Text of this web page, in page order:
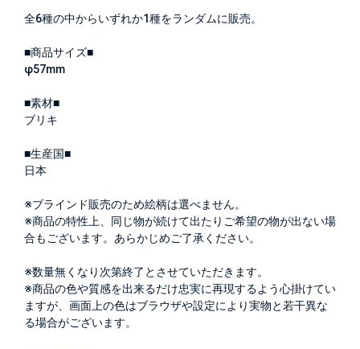
全6種の中からいずれか1種をランダムに販売。
■商品サイズ■
φ57mm
■素材■
ブリキ
■生産国■
日本
※ブラインド販売のため絵柄は選べません。
※商品の特性上、同じ物が続けて出たりご希望の物が出ない場
合もございます。あらかじめご了承ください。
※数量無くなり次第終了とさせていただきます。
※商品の色や質感を出来るだけ忠実に再現するよう心掛けてい
ますが、画面上の色はブラウザや設定により実物と若干異な
る場合がございます。